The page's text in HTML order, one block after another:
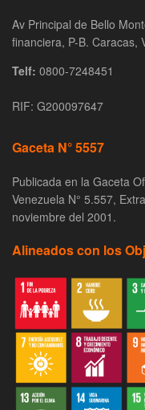
Av Principal de Bello
financiera, P-B. Caracas,
Telf: 0800-7248451
RIF: G200097647
Gaceta N° 5557
Publicada en la Gaceta
Venezuela N° 5.557,
noviembre del 2001.
Alineados con los